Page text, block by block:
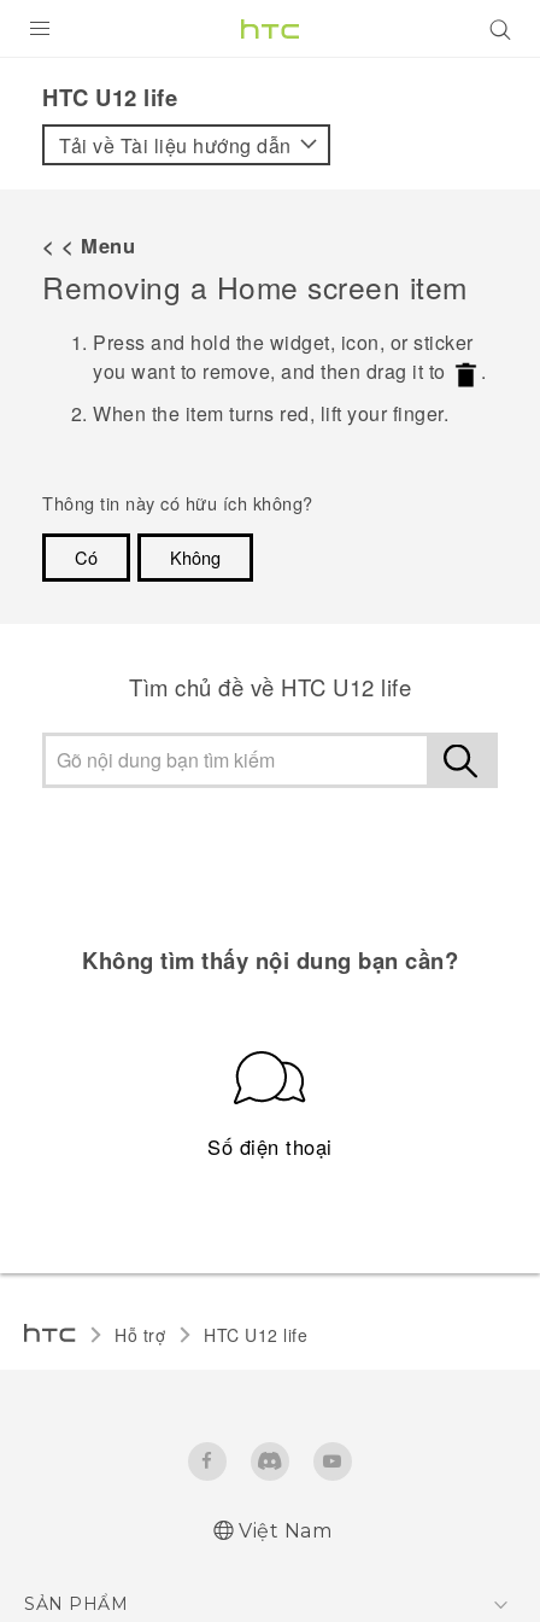
VIVE
VIVERSE
ỨNG DỤNG
HỖ TRỢ
HTC U12 life‎
Tải về Tài liệu hướng dẫn
< < Menu
Removing a Home screen item
Press and hold the widget, icon, or sticker
you want to remove, and then drag it to
.
When the item turns red, lift your finger.
Thông tin này có hữu ích không?
Có
Không
Tìm chủ đề về HTC U12 life
Không tìm thấy nội dung bạn cần?
Số điện thoại
Hỗ trợ HTC U12 life‎
Việt Nam
SẢN PHẨM